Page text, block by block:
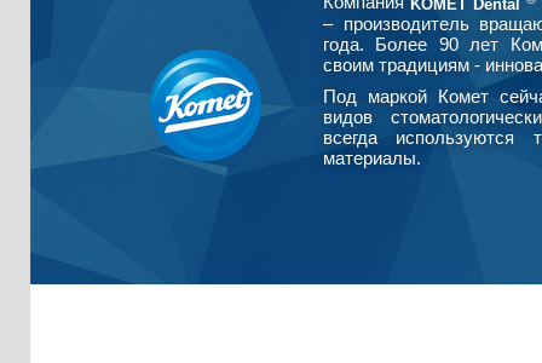
KOMET Dental
– производитель
года. Более 90 лет
своим традициям -
Под маркой Комет
видов
всегда используются
материалы.